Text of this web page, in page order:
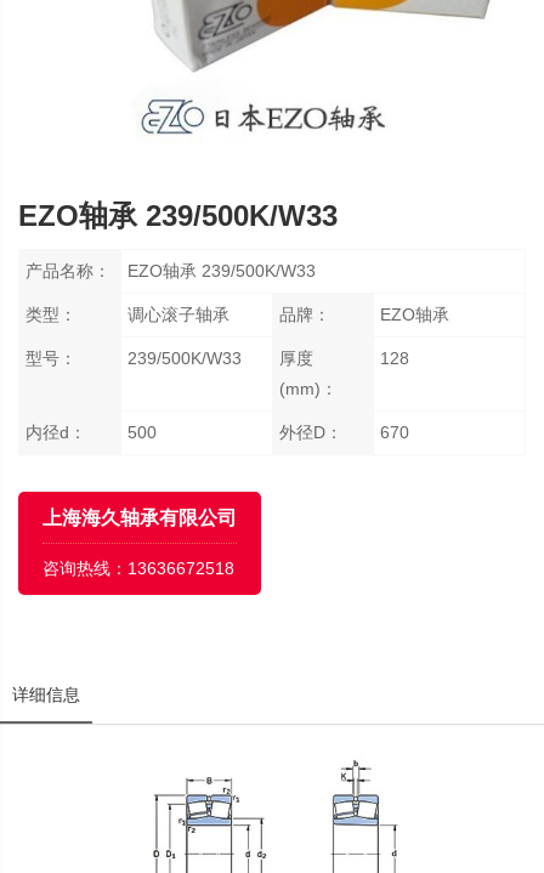
EZO轴承 239/500K/W33
产品名称： EZO轴承 239/500K/W33
类型： 调心滚子轴承 品牌： EZO轴承
型号： 239/500K/W33
厚度
(mm)：
128
内径d： 500 外径D： 670
上海海久轴承有限公司
咨询热线： 13636672518
详细信息